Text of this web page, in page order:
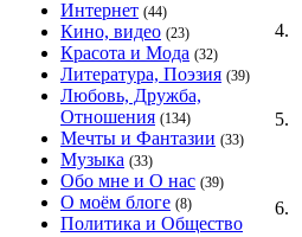
Интернет (44)
Кино, видео (23)
Красота и Мода (32)
Литература, Поэзия (39)
Любовь, Дружба,
Отношения (134)
Мечты и Фантазии (33)
Музыка (33)
Обо мне и О нас (39)
О моём блоге (8)
Политика и Общество
4.
5.
6.